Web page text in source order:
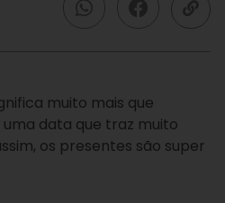
muito mais que
data que traz muito
os presentes são super